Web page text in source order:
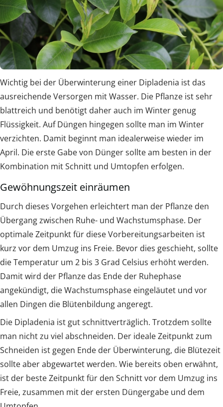
Wichtig bei der Überwinterung einer Dipladenia ist das
ausreichende Versorgen mit Wasser. Die Pflanze ist sehr
blattreich und benötigt daher auch im Winter genug
Flüssigkeit. Auf Düngen hingegen sollte man im Winter
verzichten. Damit beginnt man idealerweise wieder im
April. Die erste Gabe von Dünger sollte am besten in der
Kombination mit Schnitt und Umtopfen erfolgen.
Gewöhnungszeit einräumen
Durch dieses Vorgehen erleichtert man der Pflanze den
Übergang zwischen Ruhe- und Wachstumsphase. Der
optimale Zeitpunkt für diese Vorbereitungsarbeiten ist
kurz vor dem Umzug ins Freie. Bevor dies geschieht, sollte
die Temperatur um 2 bis 3 Grad Celsius erhöht werden.
Damit wird der Pflanze das Ende der Ruhephase
angekündigt, die Wachstumsphase eingeläutet und vor
allen Dingen die Blütenbildung angeregt.
Die Dipladenia ist gut schnittverträglich. Trotzdem sollte
man nicht zu viel abschneiden. Der ideale Zeitpunkt zum
Schneiden ist gegen Ende der Überwinterung, die Blütezeit
sollte aber abgewartet werden. Wie bereits oben erwähnt,
ist der beste Zeitpunkt für den Schnitt vor dem Umzug ins
Freie, zusammen mit der ersten Düngergabe und dem